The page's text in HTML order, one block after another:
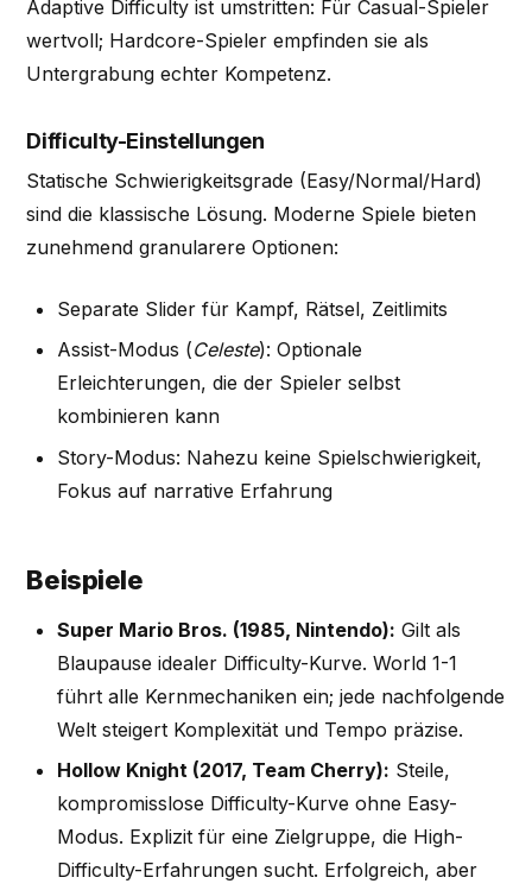
Adaptive Difficulty ist umstritten: Für Casual-Spieler
wertvoll; Hardcore-Spieler empfinden sie als
Untergrabung echter Kompetenz.
Difficulty-Einstellungen
Statische Schwierigkeitsgrade (Easy/Normal/Hard)
sind die klassische Lösung. Moderne Spiele bieten
zunehmend granularere Optionen:
Separate Slider für Kampf, Rätsel, Zeitlimits
Assist-Modus (Celeste): Optionale
Erleichterungen, die der Spieler selbst
kombinieren kann
Story-Modus: Nahezu keine Spielschwierigkeit,
Fokus auf narrative Erfahrung
Beispiele
Super Mario Bros. (1985, Nintendo): Gilt als
Blaupause idealer Difficulty-Kurve. World 1-1
führt alle Kernmechaniken ein; jede nachfolgende
Welt steigert Komplexität und Tempo präzise.
Hollow Knight (2017, Team Cherry): Steile,
kompromisslose Difficulty-Kurve ohne Easy-
Modus. Explizit für eine Zielgruppe, die High-
Difficulty-Erfahrungen sucht. Erfolgreich, aber